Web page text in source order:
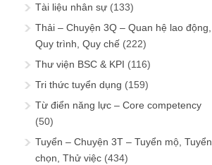
Tài liệu nhân sự (133)
Thải – Chuyện 3Q – Quan hệ lao động,
Quy trình, Quy chế (222)
Thư viện BSC & KPI (116)
Tri thức tuyển dụng (159)
Từ điển năng lực – Core competency
(50)
Tuyển – Chuyện 3T – Tuyển mộ, Tuyển
chọn, Thử việc (434)